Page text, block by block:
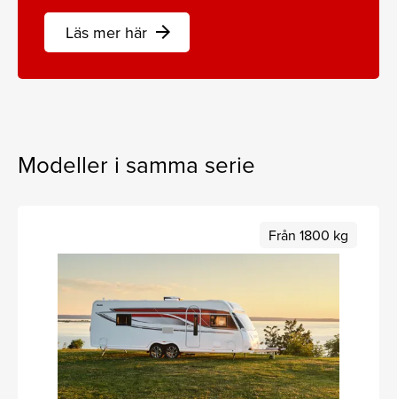
Läs mer här arrow_forward
Modeller i samma serie
Från 1800 kg